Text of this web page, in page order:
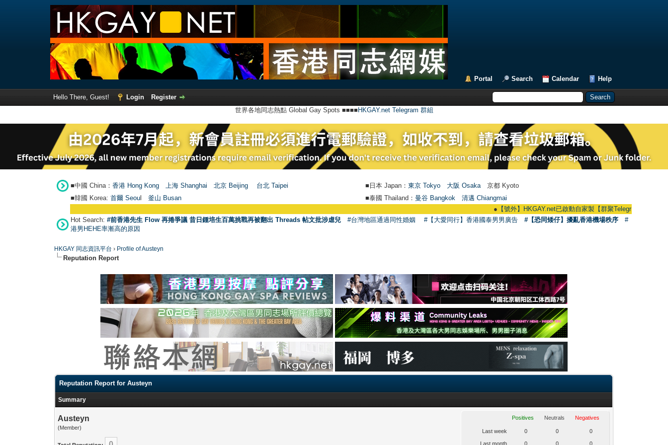
Portal Search Calendar Help
Hello There, Guest! Login
Register
世界各地同志熱點 Global Gay Spots ■■■■ HKGAY.net Telegram 群組
■中國 China： 香港 Hong Kong 上海 Shanghai 北京 Beijing 台北 Taipei ■日本 Japan： 東京 Tokyo 大阪 Osaka 京都 Kyoto
■韓國 Korea: 首爾 Seou 釜山 Busan ■泰國 Thailand： 曼谷 Bangkok
清邁 Chiangmai
【號外】HKGAY.net已啟動自家製【群聚Telegram群組】
Hot Search: #前香港先生 Flow 再捲爭議 昔日鍾培生百萬挑戰再被翻出 Threads 帖文批涉虐兒 #台灣地區通過同性婚姻 #【大愛同行】香港國泰男男廣告 #【恐同矮仔】擾亂香港機場秩序
#
港男HEHE率漸高的原因
HKGAY 同志資訊平台 › Profile of Austeyn
Reputation Report
Reputation Report for Austeyn
Summary
Austeyn
(Member)
Positives Neutrals Negatives
Last week 0 0 0
Last month 0 0 0